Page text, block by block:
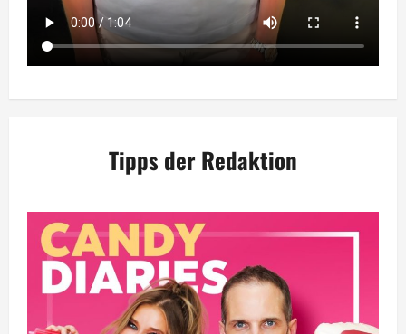
Tipps der Redaktion